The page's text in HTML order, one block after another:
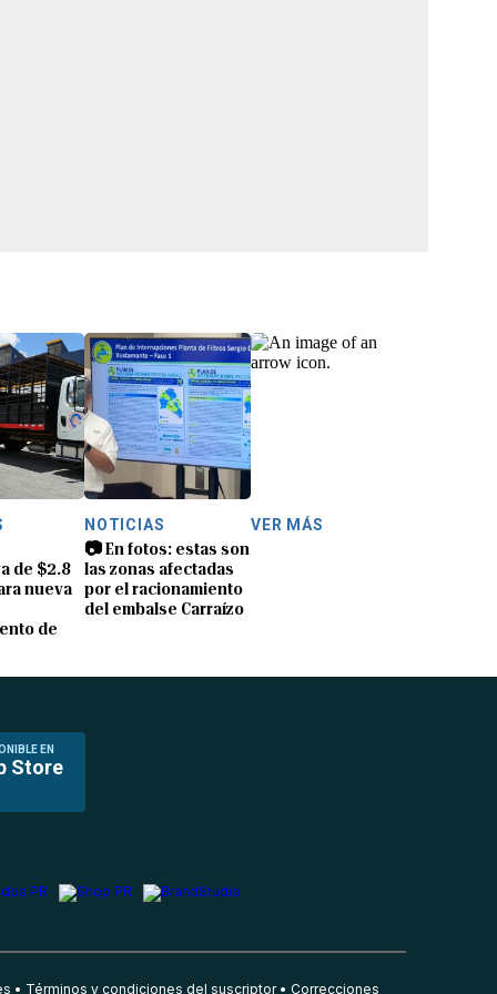
de $2.8
nueva
de
NOTICIAS
📷 En fotos: estas son
las zonas afectadas
por el racionamiento
del embalse Carraízo
VER MÁS
EN
Store
Términos y condiciones del suscriptor Correcciones